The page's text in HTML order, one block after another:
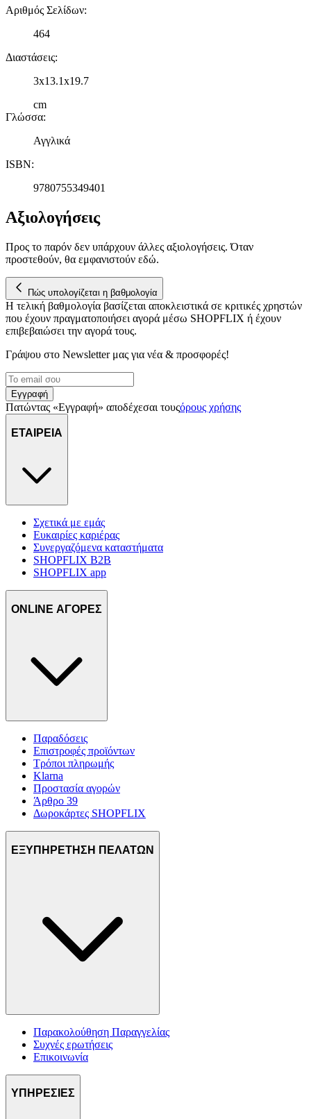
διαφημίσεις και περιεχόμενο, την καλύτερη εικόνα του κοινού
πληροφορίες σχετικά με την από μέρους σας χρήση της
τοποθεσίας μας στους συνεργάτες μέσων κοινωνικής
Αριθμός Σελίδων:
464
Διαστάσεις:
3x13.1x19.7
cm
Γλώσσα:
Αγγλικά
ISBN:
9780755349401
Αξιολογήσεις
Προς το παρόν δεν υπάρχουν άλλες αξιολογήσεις. Όταν
προστεθούν, θα εμφανιστούν εδώ.
Πώς υπολογίζεται η βαθμολογία
Η τελική βαθμολογία βασίζεται αποκλειστικά σε κριτικές χρηστών
που έχουν πραγματοποιήσει αγορά μέσω SHOPFLIX ή έχουν
επιβεβαιώσει την αγορά τους.
Γράψου στο Νewsletter μας για νέα & προσφορές!
Εγγραφή
Πατώντας «Εγγραφή» αποδέχεσαι τουςόρους χρήσης
ΕΤΑΙΡΕΙΑ
Σχετικά με εμάς
Ευκαιρίες καριέρας
Συνεργαζόμενα καταστήματα
SHOPFLIX B2B
SHOPFLIX app
ONLINE ΑΓΟΡΕΣ
Παραδόσεις
Επιστροφές προϊόντων
Τρόποι πληρωμής
Klarna
Προστασία αγορών
Άρθρο 39
Δωροκάρτες SHOPFLIX
ΕΞΥΠΗΡΕΤΗΣΗ ΠΕΛΑΤΩΝ
Παρακολούθηση Παραγγελίας
Συχνές ερωτήσεις
Επικοινωνία
ΥΠΗΡΕΣΙΕΣ